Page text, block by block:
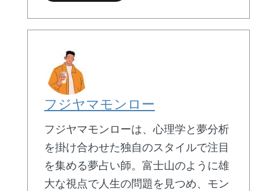
フジヤマモンロー
フジヤマモンローは、心理学と夢分析
を掛け合わせた独自のスタイルで注目
を集める夢占い師。富士山のように雄
大な視点で人生の問題を見つめ、モン